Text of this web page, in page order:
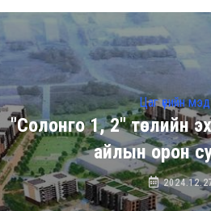
Цаг үеийн
"Солонго 1, 2" төслийн
айлын орон